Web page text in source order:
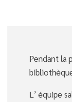
Pendant la
L’ équipe